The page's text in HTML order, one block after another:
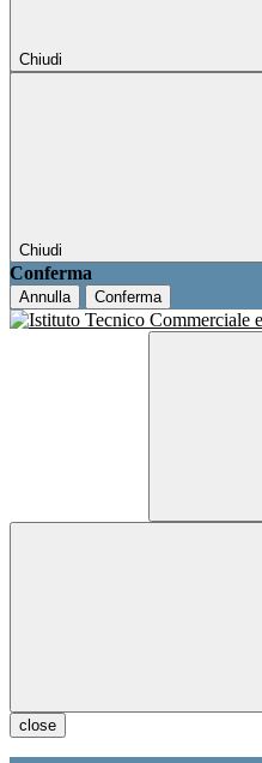
Chiudi
Chiudi
Conferma
Annulla Conferma
close